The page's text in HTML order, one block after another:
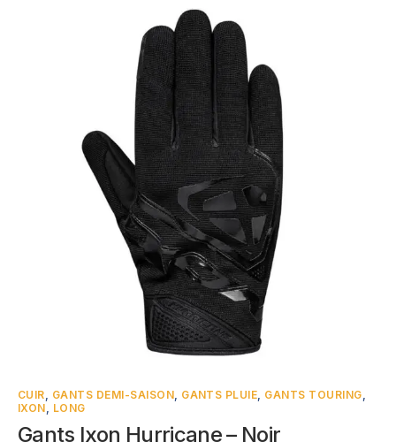
CUIR GANTS DEMI-SAISON GANTS PLUIE GANTS TOURING
IXON
LONG
Gants Ixon Hurricane – Noir